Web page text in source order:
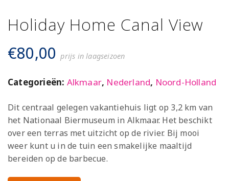
Holiday Home Canal View
€80,00 prijs in laagseizoen
Categorieën: Alkmaar, Nederland, Noord-Holland
Dit centraal gelegen vakantiehuis ligt op 3,2 km van
het Nationaal Biermuseum in Alkmaar. Het beschikt
over een terras met uitzicht op de rivier. Bij mooi
weer kunt u in de tuin een smakelijke maaltijd
bereiden op de barbecue.